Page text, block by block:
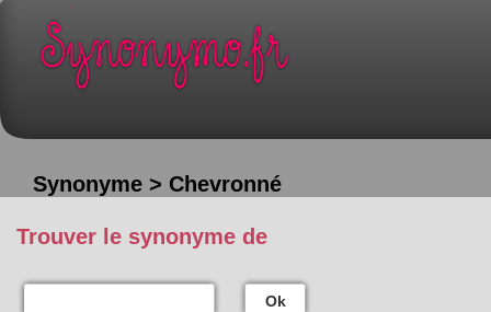
Synonyme > Chevronné
Trouver le synonyme de
Ok